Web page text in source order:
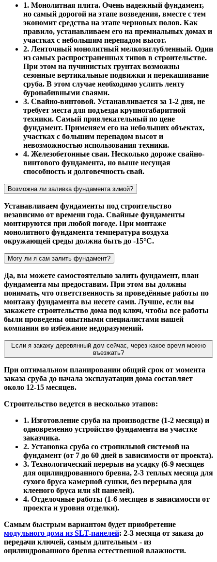
1. Монолитная плита. Очень надежный фундамент,
но самый дорогой на этапе возведения, вместе с тем
экономит средства на этапе черновых полов. Как
правило, устанавливаем его на премиальных домах и
участках с небольшим перепадом высот.
2. Ленточный монолитный мелкозаглубленный. Один
из самых распространенных типов в строительстве.
При этом на пучинистых грунтах возможны
сезонные вертикальные подвижки и перекашивание
сруба. В этом случае необходимо услить ленту
буронабивными сваями.
3. Свайно-винтовой. Устанавливается за 1-2 дня, не
требует места для подъезда крупногабаритной
техники. Самый привлекательный по цене
фундамент. Применяем его на небольших объектах,
участках с большим перепадом высот и
невозможностью использования техники.
4. Железобетонные сваи. Несколько дороже свайно-
винтового фундамента, но выше несущая
способность и долговечность свай.
Возможна ли заливка фундамента зимой?
Устанавливаем фундаменты под строительство
независимо от времени года. Свайные фундаменты
монтируются при любой погоде. При монтаже
монолитного фундамента температура воздуха
окружающей среды должна быть до -15°С.
Могу ли я сам залить фундамент?
Да, вы можете самостоятельно залить фундамент, план
фундамента мы предоставим. При этом вы должны
понимать, что ответственность за проведённые работы по
монтажу фундамента вы несете сами. Лучше, если вы
закажете строительство дома под ключ, чтобы все работы
были проведены опытными специалистами нашей
компании во избежание недоразумений.
Если я закажу деревянный дом сейчас, через какое время можно
въезжать?
При оптимальном планировании общий срок от момента
заказа сруба до начала эксплуатации дома составляет
около 12-15 месяцев.
Строительство ведется в несколько этапов:
1. Изготовление сруба на производстве (1-2 месяца) и
одновременно устройство фундамента на участке
заказчика.
2. Установка сруба со стропильной системой на
фундамент (от 7 до 60 дней в зависимости от проекта).
3. Технологический перерыв на усадку (6-9 месяцев
для оцилиндрованного бревна, 2-3 теплых месяца для
сухого бруса камерной сушки, без перерыва для
клееного бруса или slt панелей).
4. Отделочные работы (1-6 месяцев в зависимости от
проекта и уровня отделки).
Самым быстрым вариантом будет приобретение
модульного дома из SLT-панелей: 2-3 месяца от заказа до
передачи ключей, самым длительным - из
оцилиндрованного бревна естественной влажности.